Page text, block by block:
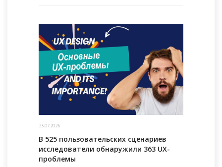
23.07.2026
В 525 пользовательских сценариев
исследователи обнаружили 363 UX-
проблемы